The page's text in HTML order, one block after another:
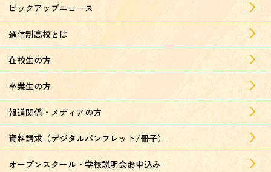
ピックアップニュース
通信制高校とは
在校生の方
卒業生の方
報道関係・メディアの方
資料請求（デジタルパンフレット/冊子）
オープンスクール・学校説明会お申込み